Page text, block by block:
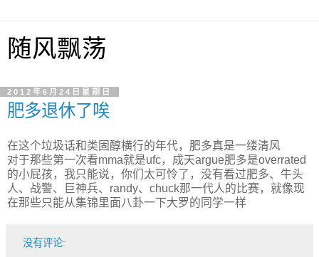
随风飘荡
2012年6月24日星期日
肥多退休了唉
在这个垃圾话和类固醇横行的年代，肥多真是一缕清风
对于那些第一次看mma就是ufc，成天argue肥多是overrated
的小屁孩，我只能说，你们太可怜了，没有看过肥多、牛头
人、战警、巨神兵、randy、chuck那一代人的比赛，就像现
在那些只能从集锦里面八卦一下大罗的同学一样
没有评论: